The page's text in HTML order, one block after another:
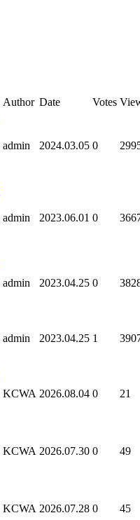
Author Date Votes
admin 2024.03.05 0
admin 2023.06.01 0
admin 2023.04.25 0
admin 2023.04.25 1
KCWA 2026.08.04 0 21
KCWA 2026.07.30 0 49
KCWA 2026.07.28 0 45